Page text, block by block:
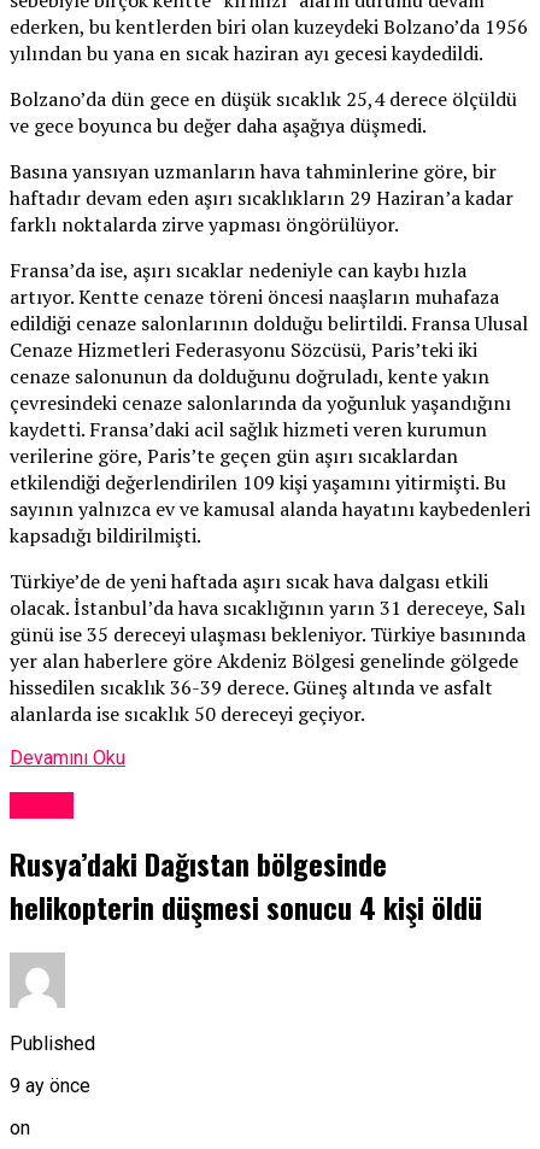
ederken, bu kentlerden biri olan kuzeydeki Bolzano’da 1956
yılından bu yana en sıcak haziran ayı gecesi kaydedildi.
Bolzano’da dün gece en düşük sıcaklık 25,4 derece ölçüldü
ve gece boyunca bu değer daha aşağıya düşmedi.
Basına yansıyan uzmanların hava tahminlerine göre, bir
haftadır devam eden aşırı sıcaklıkların 29 Haziran’a kadar
farklı noktalarda zirve yapması öngörülüyor.
Fransa’da ise, aşırı sıcaklar nedeniyle can kaybı hızla
artıyor. Kentte cenaze töreni öncesi naaşların muhafaza
edildiği cenaze salonlarının dolduğu belirtildi. Fransa Ulusal
Cenaze Hizmetleri Federasyonu Sözcüsü, Paris’teki iki
cenaze salonunun da dolduğunu doğruladı, kente yakın
çevresindeki cenaze salonlarında da yoğunluk yaşandığını
kaydetti. Fransa’daki acil sağlık hizmeti veren kurumun
verilerine göre, Paris’te geçen gün aşırı sıcaklardan
etkilendiği değerlendirilen 109 kişi yaşamını yitirmişti. Bu
sayının yalnızca ev ve kamusal alanda hayatını kaybedenleri
kapsadığı bildirilmişti.
Türkiye’de de yeni haftada aşırı sıcak hava dalgası etkili
olacak. İstanbul’da hava sıcaklığının yarın 31 dereceye, Salı
günü ise 35 dereceyi ulaşması bekleniyor. Türkiye basınında
yer alan haberlere göre Akdeniz Bölgesi genelinde gölgede
hissedilen sıcaklık 36-39 derece. Güneş altında ve asfalt
alanlarda ise sıcaklık 50 dereceyi geçiyor.
Devamını Oku
Rusya’daki Dağıstan bölgesinde
helikopterin düşmesi sonucu 4 kişi öldü
Published
9 ay önce
on